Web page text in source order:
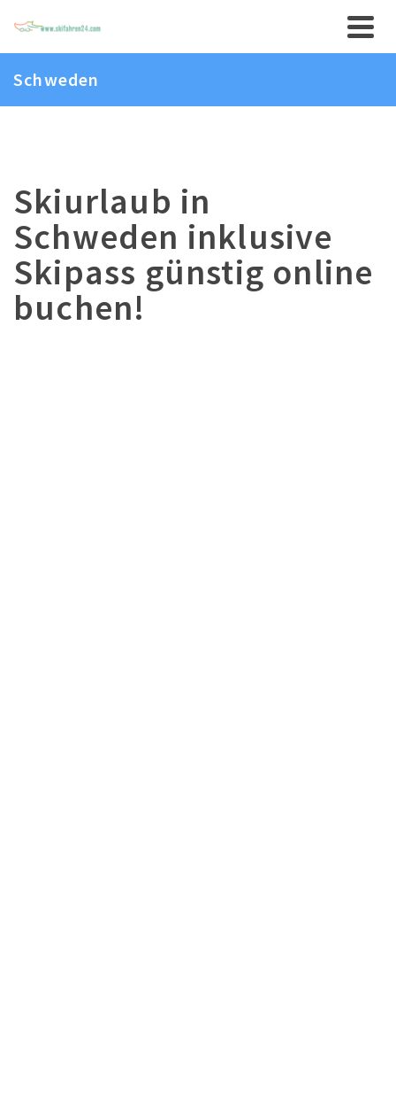
Schweden
Skiurlaub in
Schweden inklusive
Skipass günstig online
buchen!